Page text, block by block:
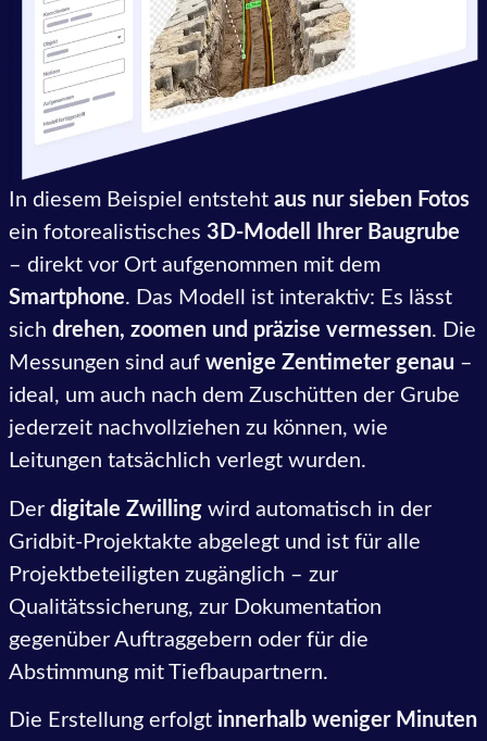
In diesem Beispiel entstehtaus nur sieben Fotos
ein fotorealistisches3D-Modell Ihrer Baugrube
– direkt vor Ort aufgenommen mit dem
Smartphone. Das Modell ist interaktiv: Es lässt
sichdrehen, zoomen und präzise vermessen. Die
Messungen sind aufwenige Zentimeter genau –
ideal, um auch nach dem Zuschütten der Grube
jederzeit nachvollziehen zu können, wie
Leitungen tatsächlich verlegt wurden.
Derdigitale Zwilling wird automatisch in der
Gridbit-Projektakte abgelegt und ist für alle
Projektbeteiligten zugänglich – zur
Qualitätssicherung, zur Dokumentation
gegenüber Auftraggebern oder für die
Abstimmung mit Tiefbaupartnern.
Die Erstellung erfolgt innerhalb weniger Minuten